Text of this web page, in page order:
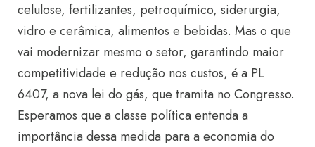
celulose, fertilizantes, petroquímico, siderurgia,
vidro e cerâmica, alimentos e bebidas. Mas o que
vai modernizar mesmo o setor, garantindo maior
competitividade e redução nos custos, é a PL
6407, a nova lei do gás, que tramita no Congresso.
Esperamos que a classe política entenda a
importância dessa medida para a economia do